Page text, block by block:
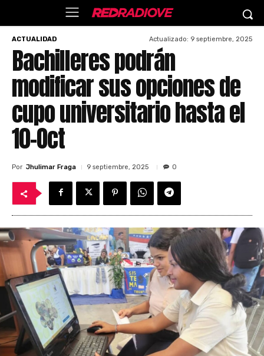
ACTUALIDAD Actualizado: 9 septiembre, 2025
Bachilleres podrán
modificar sus opciones de
cupo universitario hasta el
10-Oct
Por Jhulimar Fraga 9 septiembre, 2025 0